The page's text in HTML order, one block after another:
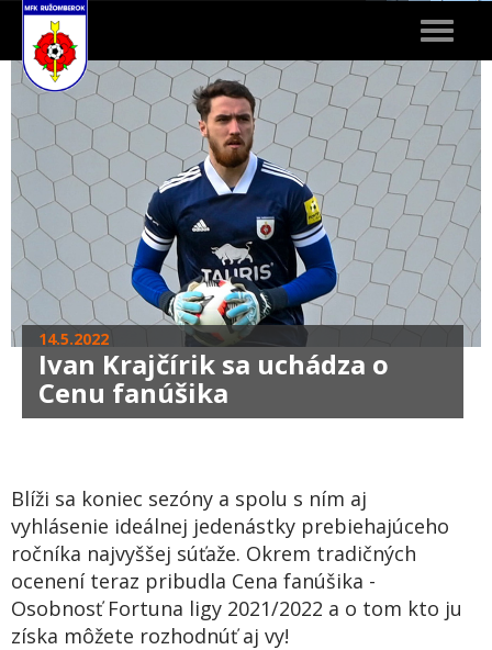
Toggle
14.5.2022
Ivan Krajčírik sa uchádza o
Cenu fanúšika
Blíži sa koniec sezóny a spolu s ním aj
vyhlásenie ideálnej jedenástky prebiehajúceho
ročníka najvyššej súťaže. Okrem tradičných
ocenení teraz pribudla Cena fanúšika -
Osobnosť Fortuna ligy 2021/2022 a o tom kto ju
získa môžete rozhodnúť aj vy!